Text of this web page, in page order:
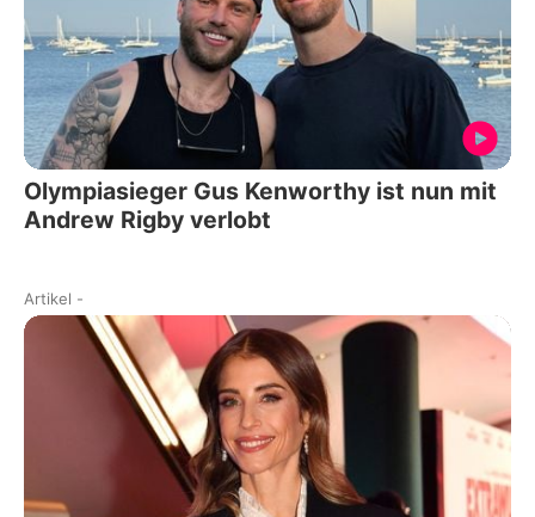
Olympiasieger Gus Kenworthy ist nun mit
Andrew Rigby verlobt
Artikel -